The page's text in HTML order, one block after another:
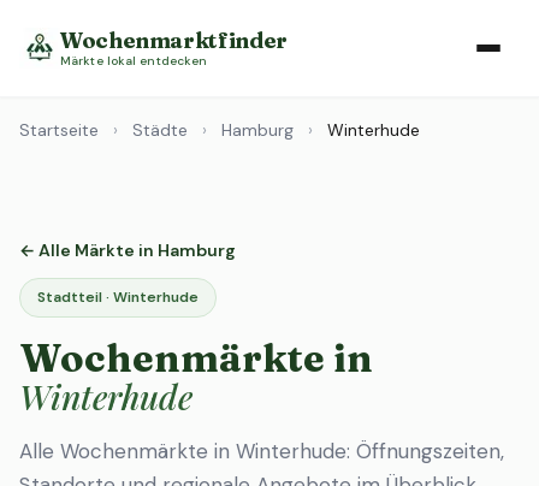
Wochenmarktfinder
Märkte lokal entdecken
Startseite › Städte › Hamburg › Winterhude
← Alle Märkte in Hamburg
Stadtteil · Winterhude
Wochenmärkte in
Winterhude
Alle Wochenmärkte in Winterhude: Öffnungszeiten,